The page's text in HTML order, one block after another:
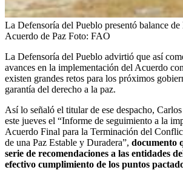
La Defensoría del Pueblo presentó balance
Acuerdo de Paz Foto: FAO
La Defensoría del Pueblo advirtió que así
avances en la implementación del Acuerdo
existen grandes retos para los próximos
garantía del derecho a la paz.
Así lo señaló el titular de ese despacho,
este jueves el “Informe de seguimiento a la
Acuerdo Final para la Terminación del
de una Paz Estable y Duradera”, documento
serie de recomendaciones a las entidades
efectivo cumplimiento de los puntos